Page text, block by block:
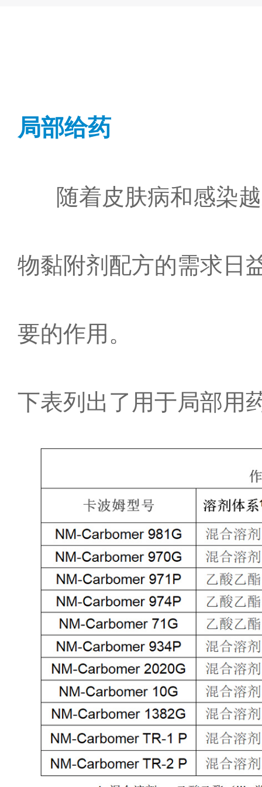
局部给药
随着皮肤病和感染越
物黏附剂配方的需求日
要的作用。
下表列出了用于局部用